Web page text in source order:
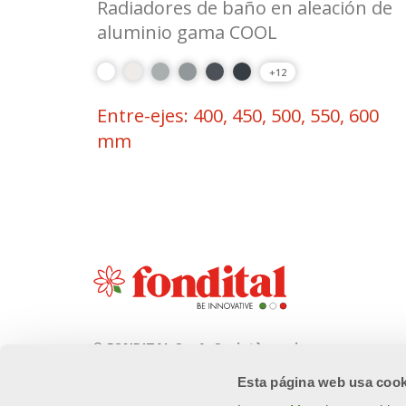
Esta página web usa
Radiadores de baño en aleación de
aluminio gama COOL
+12
Entre-ejes: 400, 450, 500, 550, 600
mm
© FONDITAL S.p.A. Società a unico
Sede Legale e Amministrativa